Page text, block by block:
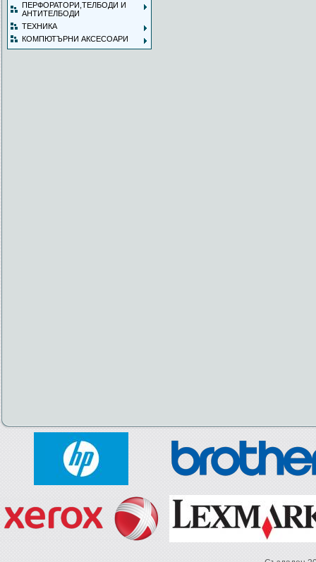
ПЕРФОРАТОРИ,ТЕЛБОДИ И
АНТИТЕЛБОДИ
ТЕХНИКА
КОМПЮТЪРНИ АКСЕСОАРИ